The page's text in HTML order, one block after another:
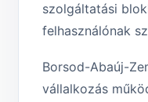
szolgáltatási
felhasználónak
Borsod-Abaúj-
vállalkozás